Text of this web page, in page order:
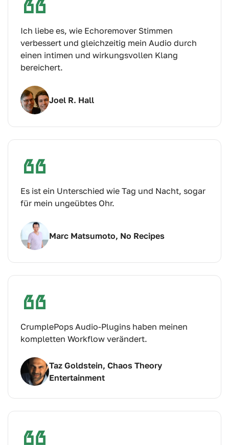
Ich liebe es, wie Echoremover Stimmen
verbessert und gleichzeitig mein Audio durch
einen intimen und wirkungsvollen Klang
bereichert.
Joel R. Hall
Es ist ein Unterschied wie Tag und Nacht, sogar
für mein ungeübtes Ohr.
Marc Matsumoto, No Recipes
CrumplePops Audio-Plugins haben meinen
kompletten Workflow verändert.
Taz Goldstein, Chaos Theory
Entertainment